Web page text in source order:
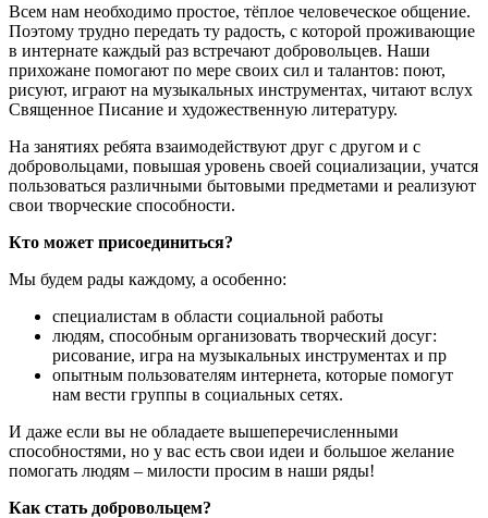
Всем нам необходимо простое, тёплое человеческое общение.
Поэтому трудно передать ту радость, с которой проживающие
в интернате каждый раз встречают добровольцев. Наши
прихожане помогают по мере своих сил и талантов: поют,
рисуют, играют на музыкальных инструментах, читают вслух
Священное Писание и художественную литературу.
На занятиях ребята взаимодействуют друг с другом и с
добровольцами, повышая уровень своей социализации, учатся
пользоваться различными бытовыми предметами и реализуют
свои творческие способности.
Кто может присоединиться?
Мы будем рады каждому, а особенно:
специалистам в области социальной работы
людям, способным организовать творческий досуг:
рисование, игра на музыкальных инструментах и пр
опытным пользователям интернета, которые помогут
нам вести группы в социальных сетях.
И даже если вы не обладаете вышеперечисленными
способностями, но у вас есть свои идеи и большое желание
помогать людям – милости просим в наши ряды!
Как стать добровольцем?